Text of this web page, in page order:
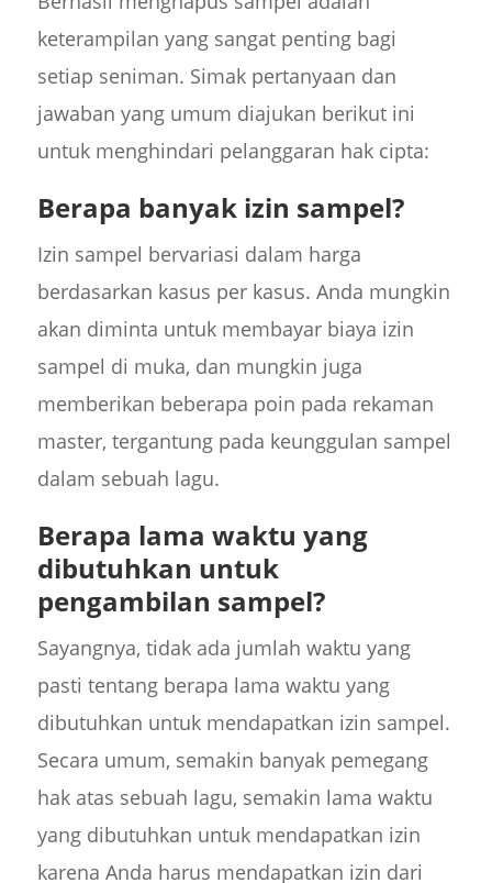
keterampilan yang sangat penting bagi
setiap seniman. Simak pertanyaan dan
jawaban yang umum diajukan berikut ini
untuk menghindari pelanggaran hak cipta:
Berapa banyak izin sampel?
Izin sampel bervariasi dalam harga
berdasarkan kasus per kasus. Anda mungkin
akan diminta untuk membayar biaya izin
sampel di muka, dan mungkin juga
memberikan beberapa poin pada rekaman
master, tergantung pada keunggulan sampel
dalam sebuah lagu.
Berapa lama waktu yang
dibutuhkan untuk
pengambilan sampel?
Sayangnya, tidak ada jumlah waktu yang
pasti tentang berapa lama waktu yang
dibutuhkan untuk mendapatkan izin sampel.
Secara umum, semakin banyak pemegang
hak atas sebuah lagu, semakin lama waktu
yang dibutuhkan untuk mendapatkan izin
karena Anda harus mendapatkan izin dari